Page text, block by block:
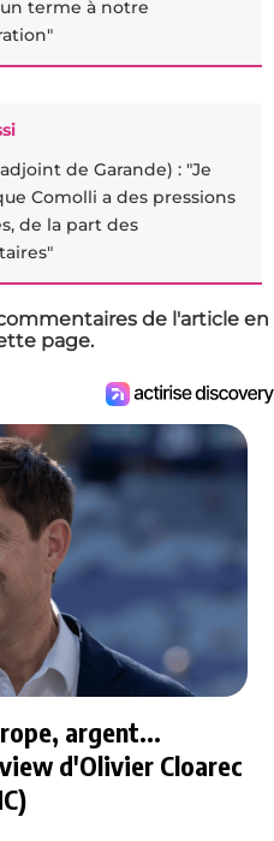
terme à notre
de Garande) : "Je
Comolli a des pressions
de la part des
de l'article en
page.
argent...
d'Olivier Cloarec